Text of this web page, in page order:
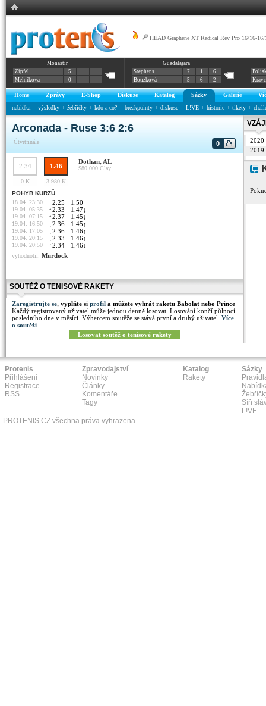
HEAD Graphene XT Radical Rev Pro 16/16-16/
Monastir
Zipfel
5
Melnikova
0
Guadalajara
Stephens
7 1
6
Bouzková
5 6 2
Home Zprávy E-Shop Diskuze Katalog Sázky Galerie
nabídka
výsledky žebříčky kdo a co? breakpointy diskuse L!VE historie tikety
Arconada - Ruse 3:6 2:6
Čtvrtfinále 0
2.34 1.46
Dothan, AL
$80,000 Clay
0 K
3.980 K
POHYB KURZŮ
18.04. 23:30
2.25 1.50
19.04. 05:35 ↑2.33 1.47↓
19.04. 07:15 ↑2.37 1.45 ↓
19.04. 16:50 ↓ 2.36 1.45↑
19.04. 17:05 ↓ 2.36 1.46↑
19.04. 20:15 ↓ 2.33 1.46↑
19.04. 20:50 ↑2.34 1.46↓
vyhodnotil: Murdock
SOUTĚŽ O TENISOVÉ RAKETY
Zaregistrujte se, vyplňte si profil a můžete vyhrát raketu Babolat nebo Prince
Každý registrovaný uživatel může jednou denně losovat. Losování končí půlnocí
posledního dne v měsíci. Výhercem soutěže se stává první a druhý uživatel. Více
o soutěži
Losovat soutěž o tenisové rakety
2020
2019
Protenis
Přihlášení
Registrace
RSS
Zpravodajství
Novinky
Články
Komentáře
Tagy
Katalog
Rakety
Sázky
Síň
L!VE
PROTENIS.CZ všechna práva vyhrazena